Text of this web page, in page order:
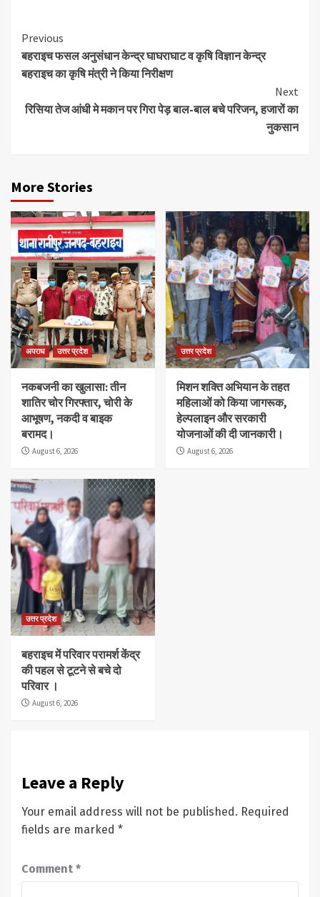
Continue
Reading
Previous
बहराइच फसल अनुसंधान केन्द्र घाघराघाट व कृषि विज्ञान केन्द्र
बहराइच का कृषि मंत्री ने किया निरीक्षण
Next
रिसिया तेज आंधी मे मकान पर गिरा पेड़ बाल-बाल बचे परिजन, हजारों का
नुकसान
More Stories
अपराध उत्तर प्रदेश
नकबजनी का खुलासा: तीन
शातिर चोर गिरफ्तार, चोरी के
आभूषण, नकदी व बाइक
बरामद।
August 6, 2026
उत्तर प्रदेश
मिशन शक्ति अभियान के तहत
महिलाओं को किया जागरूक,
हेल्पलाइन और सरकारी
योजनाओं की दी जानकारी।
August 6, 2026
उत्तर प्रदेश
बहराइच में परिवार परामर्श केंद्र
की पहल से टूटने से बचे दो
परिवार ।
August 6, 2026
Leave a Reply
Your email address will not be published. Required
fields are marked *
Comment *